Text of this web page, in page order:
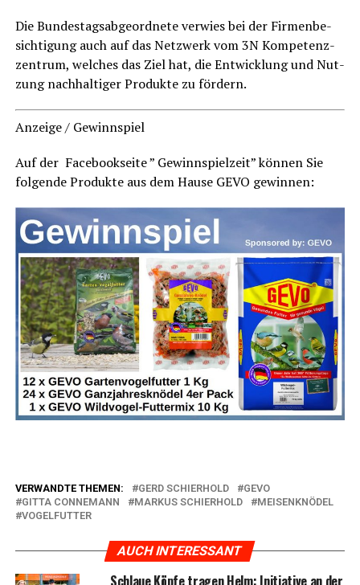
Die Bun­des­tags­ab­ge­ord­ne­te ver­wies bei der Fir­men­be­
sich­ti­gung auch auf das Netz­werk vom 3N Kom­pe­tenz­
zen­trum, wel­ches das Ziel hat, die Ent­wick­lung und Nut­
zung nach­hal­ti­ger Pro­duk­te zu fördern.
Anzei­ge / Gewinnspiel
Auf der Face­book­sei­te ” Gewinn­spiel­zeit” kön­nen Sie
fol­gen­de Pro­duk­te aus dem Hau­se GEVO gewinnen:
VERWANDTE THEMEN: GERD SCHIERHOLD
GEVO
GITTA CONNEMANN
MARKUS SCHIERHOLD
MEISENKNÖDEL
VOGELFUTTER
AUCH INTERESSANT
Schlaue Köp­fe tra­gen Helm: Initia­ti­ve an der